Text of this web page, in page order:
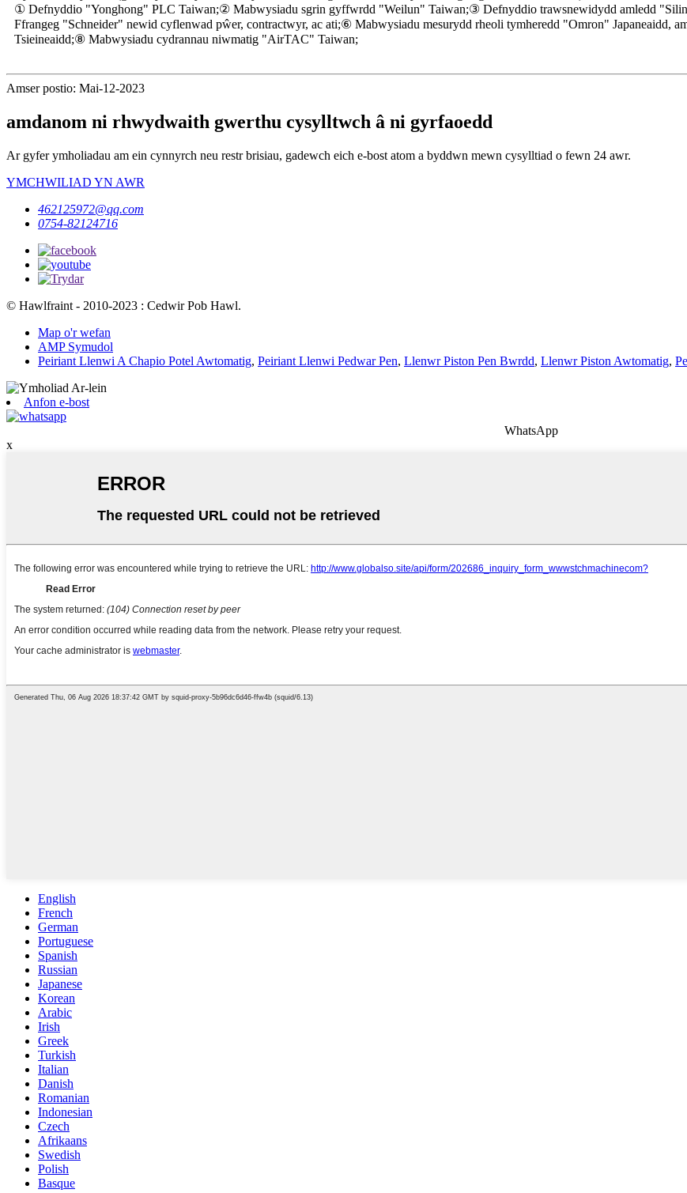
① Defnyddio "Yonghong" PLC Taiwan;② Mabwysiadu sgrin gyffwrdd "Weilun" Taiwan;③ Defnyddio trawsnewidydd amledd
Ffrangeg "Schneider" newid cyflenwad pŵer, contractwyr, ac ati;⑥ Mabwysiadu mesurydd rheoli tymheredd "Omron" Japaneaidd,
Tsieineaidd;⑧ Mabwysiadu cydrannau niwmatig "AirTAC" Taiwan;
Amser postio: Mai-12-2023
amdanom ni rhwydwaith gwerthu cysylltwch â ni gyrfaoedd
Ar gyfer ymholiadau am ein cynnyrch neu restr brisiau, gadewch eich e-bost atom a byddwn mewn cysylltiad o fewn 24 awr.
YMCHWILIAD YN AWR
462125972@qq.com
0754-82124716
© Hawlfraint - 2010-2023 : Cedwir Pob Hawl.
Map o'r wefan
AMP Symudol
Peiriant Llenwi A Chapio Potel Awtomatig, Peiriant Llenwi Pedwar Pen, Llenwr Piston Pen Bwrdd, Llenwr Piston Awtomatig,
Anfon e-bost
WhatsApp
x
English
French
German
Portuguese
Spanish
Russian
Japanese
Korean
Arabic
Irish
Greek
Turkish
Italian
Danish
Romanian
Indonesian
Czech
Afrikaans
Swedish
Polish
Basque